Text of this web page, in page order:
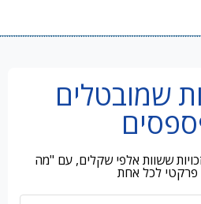
שמובטלים
ששוות אלפי שקלים, עם "מה
פרקטי לכל אחת